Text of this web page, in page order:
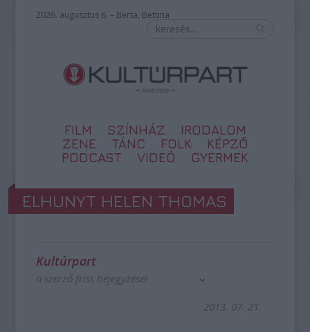
2026. augusztus 6. – Berta, Bettina
FILM SZÍNHÁZ
IRODALOM
ZENE
TÁNC FOLK
KÉPZŐ
PODCAST
VIDEÓ GYERMEK
ELHUNYT HELEN THOMAS
Kultúrpart
a szerző friss bejegyzései
2013. 07. 21.